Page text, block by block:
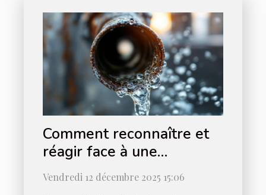
Comment reconnaître et
réagir face à une
canalisation obstruée ?
Vendredi 12 décembre 2025 15:06